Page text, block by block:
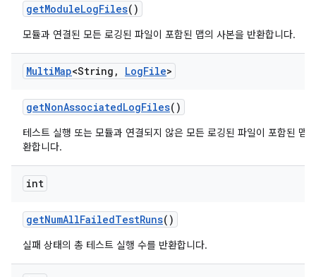
getModuleLogFiles()
모듈과 연결된 모든 로깅된 파일이 포함된 맵의 사본을 반환합니다.
MultiMap<String , LogFile>
getNonAssociatedLogFiles()
테스트 실행 또는 모듈과 연결되지 않은 모든 로깅된 파일이 포함된 맵
환합니다.
int
getNumAllFailedTestRuns()
실패 상태의 총 테스트 실행 수를 반환합니다.